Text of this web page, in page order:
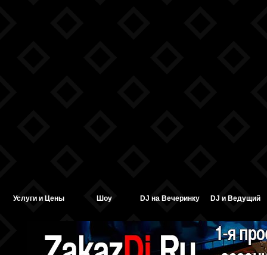
Услуги и Цены Шоу DJ на Вечеринку DJ и Ведущий